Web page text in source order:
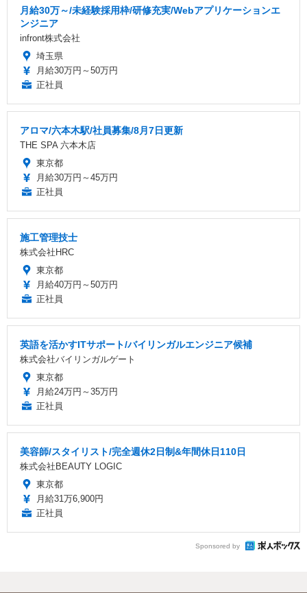
月給30万～/未経験採用枠/研修充実/Webアプリケーションエ
ンジニア
infront株式会社
埼玉県
月給30万円～50万円
正社員
アロマ/六本木駅/社員募集/8月7日更新
THE SPA 六本木店
東京都
月給30万円～45万円
正社員
施工管理技士
株式会社HRC
東京都
月給40万円～50万円
正社員
英語を活かすITサポート/バイリンガルエンジニア候補
株式会社バイリンガルゲート
東京都
月給24万円～35万円
正社員
美容師/スタイリスト/完全週休2日制&年間休日110日
株式会社BEAUTY LOGIC
東京都
月給31万6,900円
正社員
Sponsored by